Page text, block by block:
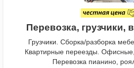
Перевозка, грузчики,
Грузчики. Сборка/разборка
Квартирные переезды.
Перевозка пианино,